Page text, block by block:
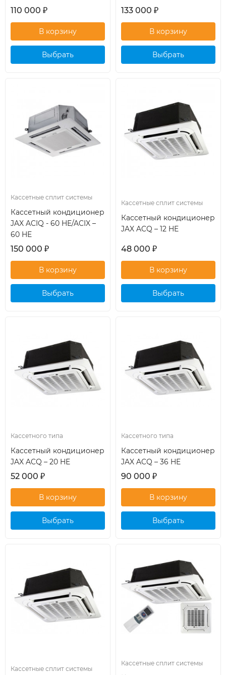
110 000 ₽
Выбрать
133 000 ₽
Выбрать
Кассетные сплит системы
Кассетный кондиционер
JAX ACIQ - 60 HE/ACIX –
60 HE
150 000 ₽
Выбрать
Кассетные сплит системы
Кассетный кондиционер
JAX ACQ – 12 HE
48 000 ₽
Выбрать
Кассетного типа
Кассетный кондиционер
JAX ACQ – 20 HE
52 000 ₽
Выбрать
Кассетного типа
Кассетный кондиционер
JAX ACQ – 36 HE
90 000 ₽
Выбрать
Кассетные сплит системы
Кассетные сплит системы